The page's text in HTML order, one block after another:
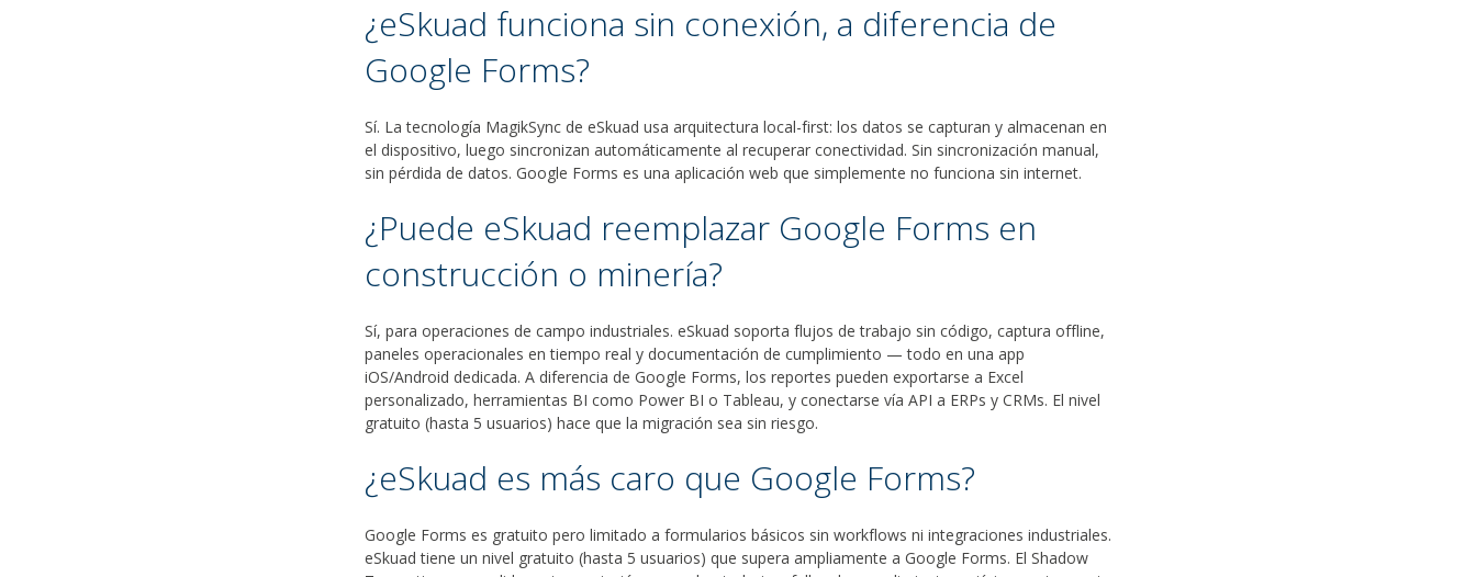
¿eSkuad funciona sin conexión, a diferencia de
Google Forms?
Sí. La tecnología MagikSync de eSkuad usa arquitectura local-first: los datos se capturan y almacenan en
el dispositivo, luego sincronizan automáticamente al recuperar conectividad. Sin sincronización manual,
sin pérdida de datos. Google Forms es una aplicación web que simplemente no funciona sin internet.
¿Puede eSkuad reemplazar Google Forms en
construcción o minería?
Sí, para operaciones de campo industriales. eSkuad soporta flujos de trabajo sin código, captura offline,
paneles operacionales en tiempo real y documentación de cumplimiento — todo en una app
iOS/Android dedicada. A diferencia de Google Forms, los reportes pueden exportarse a Excel
personalizado, herramientas BI como Power BI o Tableau, y conectarse vía API a ERPs y CRMs. El nivel
gratuito (hasta 5 usuarios) hace que la migración sea sin riesgo.
¿eSkuad es más caro que Google Forms?
Google Forms es gratuito pero limitado a formularios básicos sin workflows ni integraciones industriales.
eSkuad tiene un nivel gratuito (hasta 5 usuarios) que supera ampliamente a Google Forms. El Shadow